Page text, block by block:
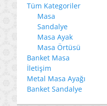
Tüm Kategoriler
Masa
Sandalye
Masa Ayak
Masa Örtüsü
Banket Masa
İletişim
Metal Masa Ayağı
Banket Sandalye